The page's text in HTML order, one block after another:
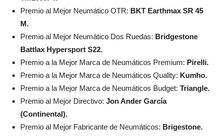
Premio al Mejor Neumático OTR: BKT Earthmax SR 45
M.
Premio al Mejor Neumático Dos Ruedas: Bridgestone
Battlax Hypersport S22.
Premio a la Mejor Marca de Neumáticos Premium: Pirelli.
Premio a la Mejor Marca de Neumáticos Quality: Kumho.
Premio a la Mejor Marca de Neumáticos Budget: Triangle.
Premio al Mejor Directivo: Jon Ander García
(Continental).
Premio al Mejor Fabricante de Neumáticos: Brigestone.